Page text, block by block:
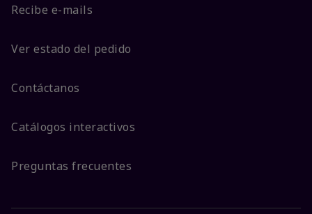
Recibe e-mails
Ver estado del pedido
Contáctanos
Catálogos interactivos
Preguntas frecuentes